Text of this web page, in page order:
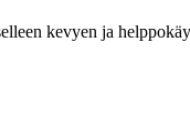
kevyen ja